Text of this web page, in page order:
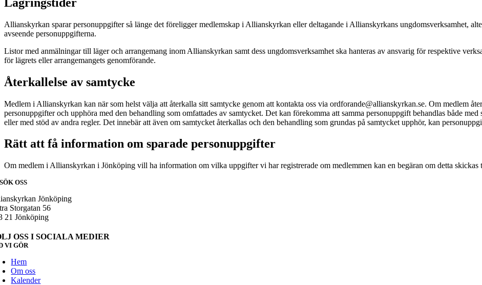
Allianskyrkan sparar personuppgifter så länge det föreligger medlemskap i Allianskyrkan eller deltagande i Allianskyrkans ungdomsverksamhet,
avseende personuppgifterna.
Listor med anmälningar till läger och arrangemang inom Allianskyrkan samt dess ungdomsverksamhet ska hanteras av ansvarig för respektive
för lägrets eller arrangemangets genomförande.
Återkallelse av samtycke
Medlem i Allianskyrkan kan när som helst välja att återkalla sitt samtycke genom att kontakta oss via ordforande@allianskyrkan.se. Om medlem
personuppgifter och upphöra med den behandling som omfattades av samtycket. Det kan förekomma att samma personuppgift behandlas både
eller med stöd av andra regler. Det innebär att även om samtycket återkallas och den behandling som grundas på samtycket upphör, kan
Rätt att få information om sparade personuppgifter
Om medlem i Allianskyrkan i Jönköping vill ha information om vilka uppgifter vi har registrerade om medlemmen kan en begäran om detta skickas
OSS
Jönköping
Storgatan 56
21 Jönköping
OSS I SOCIALA MEDIER
VI GÖR
Hem
Om oss
Kalender